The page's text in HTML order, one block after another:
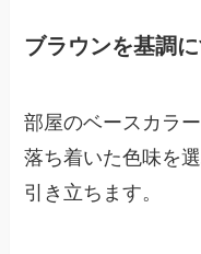
ブラウンを基調
部屋のベースカラ
落ち着いた色味を
引き立ちます。